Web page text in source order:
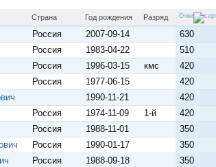
Страна Год рождения Разряд Очки
Россия 2007-09-14 630
Россия 1983-04-22 510
Россия 1996-03-15 кмс 420
Россия 1977-06-15 420
1990-11-21 420
Россия 1974-11-09 1-й 420
Россия 1988-11-01 350
Россия 1990-01-17 350
Россия 1988-09-18 350